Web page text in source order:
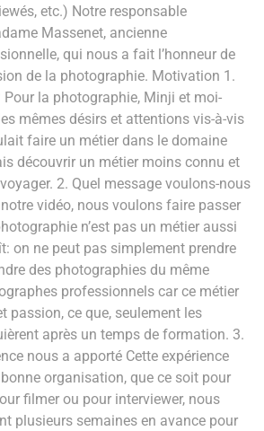
etc.) Notre responsable
Massenet, ancienne
qui nous a fait l’honneur de
de la photographie. Motivation 1.
Pour la photographie, Minji et moi-
mêmes désirs et attentions vis-à-vis
faire un métier dans le domaine
découvrir un métier moins connu et
2. Quel message voulons-nous
vidéo, nous voulons faire passer
n’est pas un métier aussi
on ne peut pas simplement prendre
des photographies du même
professionnels car ce métier
passion, ce que, seulement les
après un temps de formation. 3.
nous a apporté Cette expérience
organisation, que ce soit pour
filmer ou pour interviewer, nous
plusieurs semaines en avance pour